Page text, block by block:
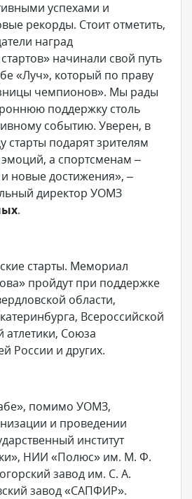
успехами и
рекорды. Стоит отметить,
наград
начинали свой путь
«Луч», который по праву
чемпионов». Мы рады
поддержку столь
событию. Уверен, в
старты подарят зрителям
а спортсменам –
и новые достижения», –
директор УОМЗ
.
старты. Мемориал
пройдут при поддержке
области,
Всероссийской
атлетики, Союза
России и других.
помимо УОМЗ,
и проведении
институт
НИИ «Полюс» им. М. Ф.
завод им. С. А.
завод «САПФИР».